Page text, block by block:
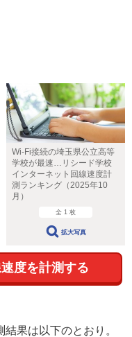
Wi-Fi接続の埼玉県公立高等
学校が最速…リシード学校
インターネット回線速度計
測ランキング（2025年10
月）
全 1 枚
拡大写真
度を計測する
果は以下のとおり。